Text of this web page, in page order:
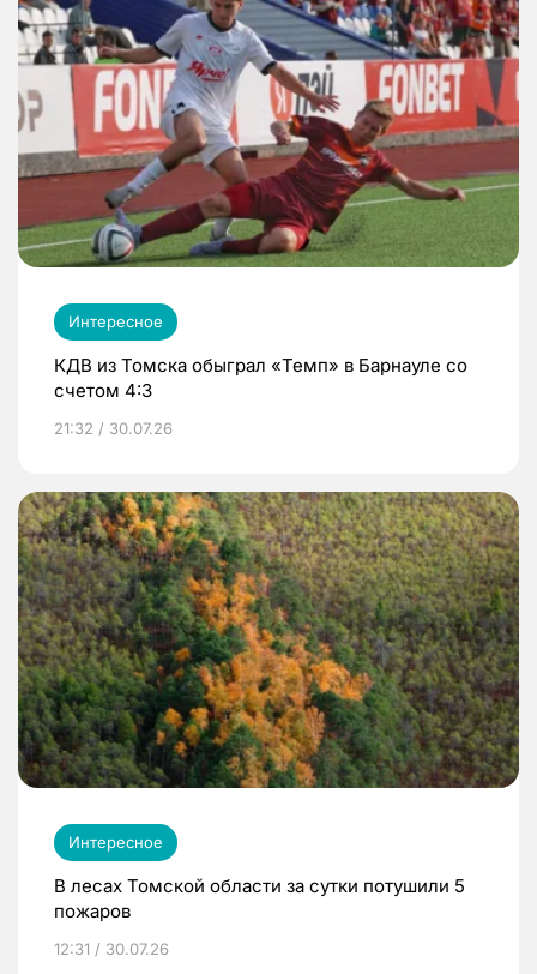
Интересное
КДВ из Томска обыграл «Темп» в Барнауле со
счетом 4:3
21:32 / 30.07.26
Интересное
В лесах Томской области за сутки потушили 5
пожаров
12:31 / 30.07.26